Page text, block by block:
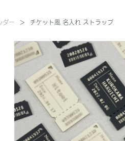
ダー チケット風 名入れ ストラップ